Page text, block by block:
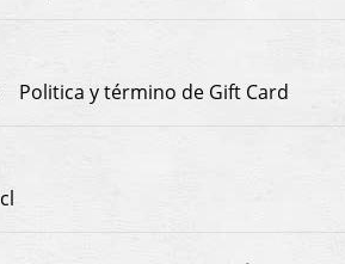
Politica y término de Gift Card